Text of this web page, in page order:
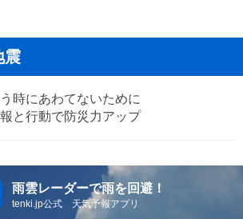
震
時にあわてないために
と行動で防災力アップ
雨雲レーダーで雨を回避！
tenki.jp公式 天気予報アプリ